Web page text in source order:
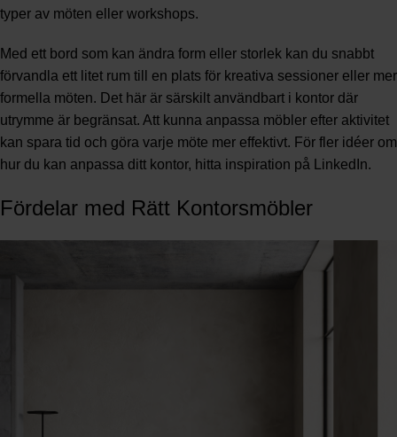
typer av möten eller workshops.
Med ett bord som kan ändra form eller storlek kan du snabbt
förvandla ett litet rum till en plats för kreativa sessioner eller mer
formella möten. Det här är särskilt användbart i kontor där
utrymme är begränsat. Att kunna anpassa möbler efter aktivitet
kan spara tid och göra varje möte mer effektivt. För fler idéer om
hur du kan anpassa ditt kontor, hitta inspiration på
LinkedIn.
Fördelar med Rätt Kontorsmöbler